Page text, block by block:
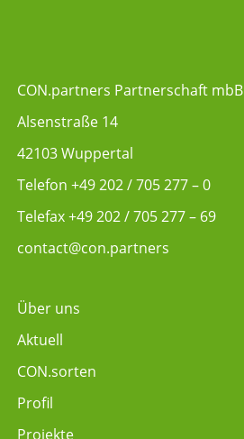
CON.partners Partnerschaft mbB
Alsenstraße 14
42103 Wuppertal
Telefon +49 202 / 705 277 – 0
Telefax +49 202 / 705 277 – 69
contact@con.partners
Über uns
Aktuell
CON.sorten
Profil
Projekte